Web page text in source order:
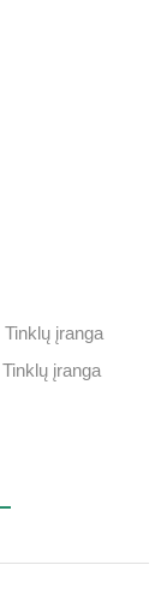
Tinklų įranga
Tinklų įranga